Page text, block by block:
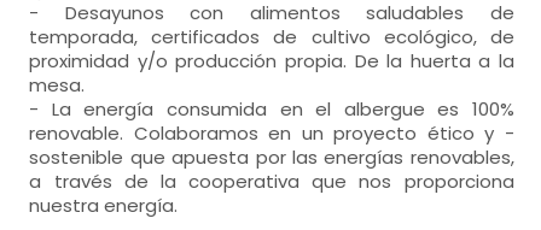
- Desayunos con alimentos saludables de
temporada, certificados de cultivo ecológico, de
proximidad y/o producción propia. De la huerta a la
mesa.
- La energía consumida en el albergue es 100%
renovable. Colaboramos en un proyecto ético y -
sostenible que apuesta por las energías renovables,
a través de la cooperativa que nos proporciona
nuestra energía.